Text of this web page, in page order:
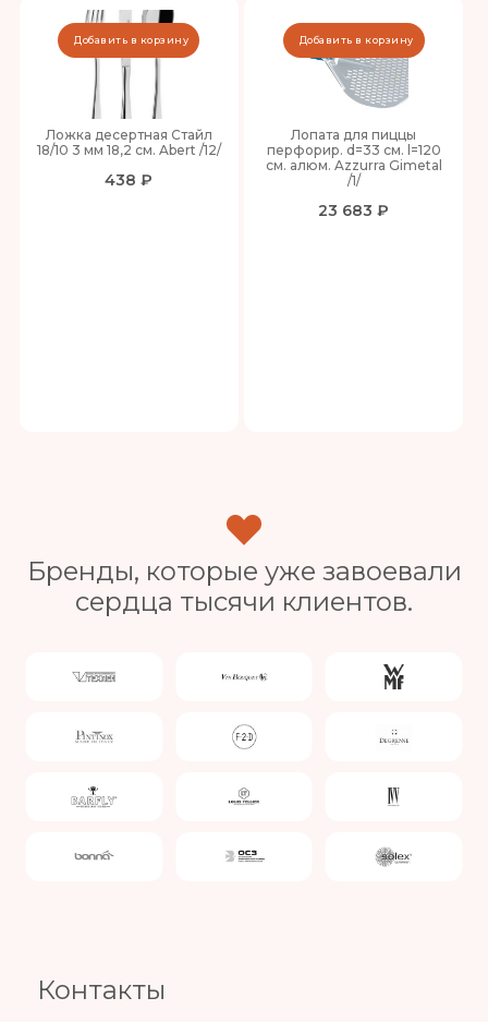
Ложка десертная Стайл
18/10 3 мм 18,2 см. Abert /12/
438 ₽
Добавить в корзину
Лопата для пиццы
перфорир. d=33 см. l=120
см. алюм. Azzurra Gimetal
/1/
23 683 ₽
Добавить в корзину
Бренды, которые уже завоевали
сердца тысячи клиентов.
Контакты